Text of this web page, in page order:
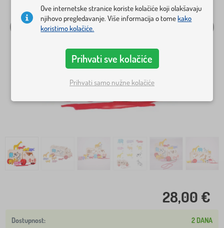
28,00 €
2 DANA
Ove internetske stranice koriste kolačiće koji olakšavaju
njihovo pregledavanje. Više informacija o tomekako
koristimo kolačiće.
Prihvati sve kolačiće
Prihvati samo nužne kolačiće